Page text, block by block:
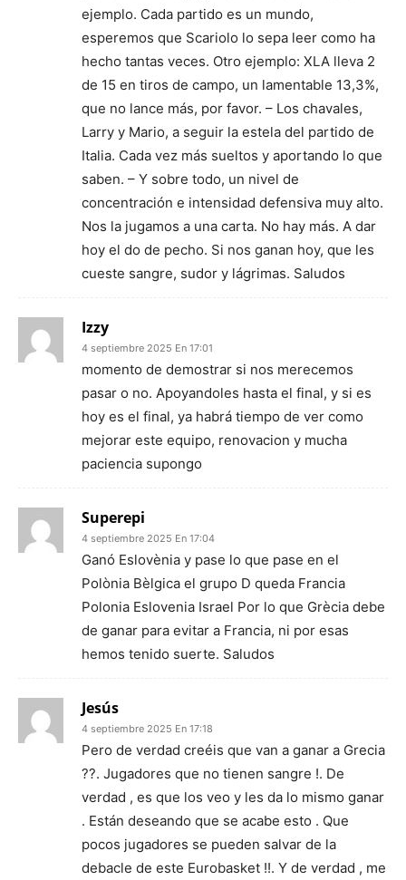
ejemplo. Cada partido es un mundo,
esperemos que Scariolo lo sepa leer como ha
hecho tantas veces. Otro ejemplo: XLA lleva 2
de 15 en tiros de campo, un lamentable 13,3%,
que no lance más, por favor. – Los chavales,
Larry y Mario, a seguir la estela del partido de
Italia. Cada vez más sueltos y aportando lo que
saben. – Y sobre todo, un nivel de
concentración e intensidad defensiva muy alto.
Nos la jugamos a una carta. No hay más. A dar
hoy el do de pecho. Si nos ganan hoy, que les
cueste sangre, sudor y lágrimas. Saludos
Izzy
4 septiembre 2025 En 17:01
momento de demostrar si nos merecemos
pasar o no. Apoyandoles hasta el final, y si es
hoy es el final, ya habrá tiempo de ver como
mejorar este equipo, renovacion y mucha
paciencia supongo
Superepi
4 septiembre 2025 En 17:04
Ganó Eslovènia y pase lo que pase en el
Polònia Bèlgica el grupo D queda Francia
Polonia Eslovenia Israel Por lo que Grècia debe
de ganar para evitar a Francia, ni por esas
hemos tenido suerte. Saludos
Jesús
4 septiembre 2025 En 17:18
Pero de verdad creéis que van a ganar a Grecia
??. Jugadores que no tienen sangre !. De
verdad , es que los veo y les da lo mismo ganar
. Están deseando que se acabe esto . Que
pocos jugadores se pueden salvar de la
debacle de este Eurobasket !!. Y de verdad , me